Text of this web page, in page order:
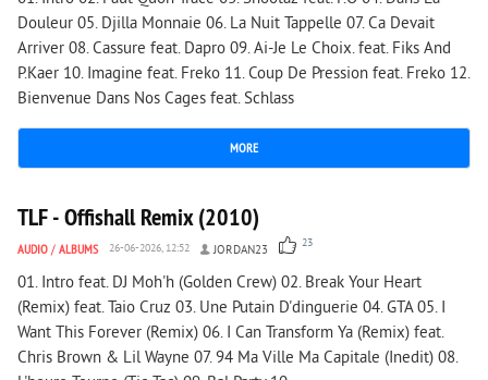
Douleur 05. Djilla Monnaie 06. La Nuit Tappelle 07. Ca Devait
Arriver 08. Cassure feat. Dapro 09. Ai-Je Le Choix. feat. Fiks And
P.Kaer 10. Imagine feat. Freko 11. Coup De Pression feat. Freko 12.
Bienvenue Dans Nos Cages feat. Schlass
MORE
7 809 0
TLF - Offishall Remix (2010)
AUDIO / ALBUMS 26-06-2026, 12:52 JORDAN23 23
01. Intro feat. DJ Moh'h (Golden Crew) 02. Break Your Heart
(Remix) feat. Taio Cruz 03. Une Putain D'dinguerie 04. GTA 05. I
Want This Forever (Remix) 06. I Can Transform Ya (Remix) feat.
Chris Brown & Lil Wayne 07. 94 Ma Ville Ma Capitale (Inedit) 08.